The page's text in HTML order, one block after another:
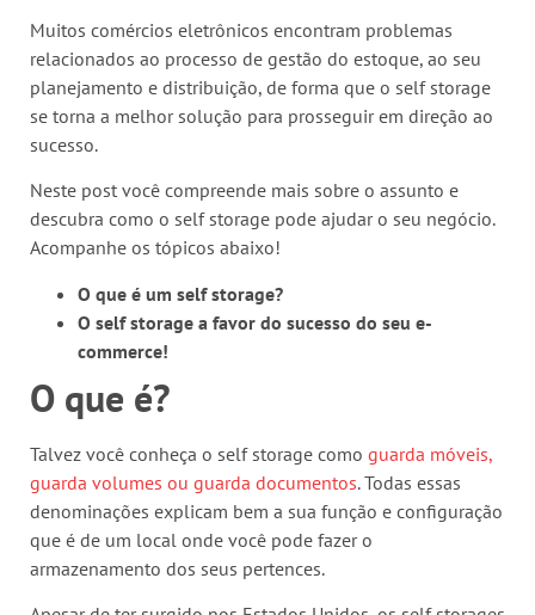
Muitos comércios eletrônicos encontram problemas
relacionados ao processo de gestão do estoque, ao seu
planejamento e distribuição, de forma que o self storage
se torna a melhor solução para prosseguir em direção ao
sucesso.
Neste post você compreende mais sobre o assunto e
descubra como o self storage pode ajudar o seu negócio.
Acompanhe os tópicos abaixo!
O que é um self storage?
O self storage a favor do sucesso do seu e-
commerce!
O que é?
Talvez você conheça o self storage como guarda móveis,
guarda volumes ou guarda documentos. Todas essas
denominações explicam bem a sua função e configuração
que é de um local onde você pode fazer o
armazenamento dos seus pertences.